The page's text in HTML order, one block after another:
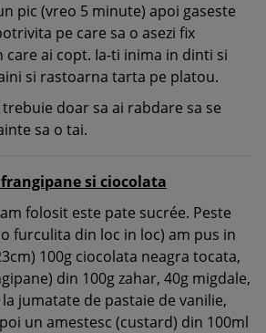
pic (vreo 5 minute) apoi gaseste
pe care sa o asezi fix
care ai copt. Ia-ti inima in dinti si
si rastoarna tarta pe platou.
trebuie doar sa ai rabdare sa se
sa o tai.
si ciocolata
folosit este pate sucrée. Peste
furculita din loc in loc) am pus in
100g ciocolata neagra tocata,
din 100g zahar, 40g migdale,
jumatate de pastaie de vanilie,
un amestesc (custard) din 100ml